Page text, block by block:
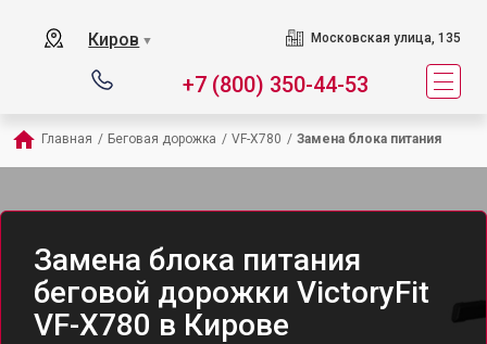
Киров ▼ Московская улица, 135
+7 (800) 350-44-53
Главная / Беговая дорожка / VF-X780 / Замена блока питания
Замена блока питания
беговой дорожки VictoryFit
VF-X780 в Кирове